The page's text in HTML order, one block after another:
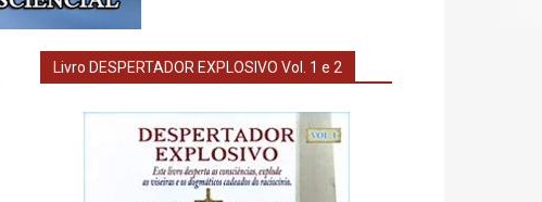
Livro DESPERTADOR EXPLOSIVO Vol. 1 e 2